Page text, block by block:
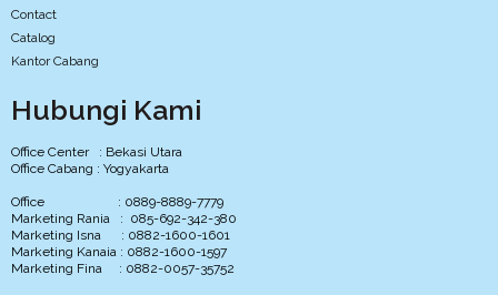
Contact
Catalog
Kantor Cabang
Hubungi Kami
Office Center : Bekasi Utara
Office Cabang : Yogyakarta
Office : 0889-8889-7779
Marketing Rania : 085-692-342-380
Marketing Isna : 0882-1600-1601
Marketing Kanaia : 0882-1600-1597
Marketing Fina : 0882-0057-35752